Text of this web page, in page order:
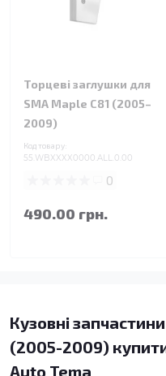
Торцеві заглушки для
SMA Maple C81 (2005–
2009)
Код товару:
55.WBXXXX0000.ALL.0.00
0
490.00 грн.
Кузовні
(2005-2009)
Auto Tema